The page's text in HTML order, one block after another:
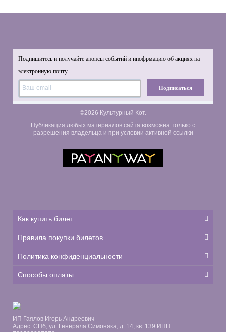
Подпишитесь и получайте анонсы событий и инофрмацию об акциях на
электронную почту
Подписаться
©2026 Культурный Кот.
Публикация любых материалов сайта возможна только с
разрешения владельца и при условии активной ссылки
Как купить билет
Правила покупки билетов
Политика конфиденциальности
Способы оплаты
ИП Гаялов Игорь Андреевич
Адрес: СПб, ул. Генерала Симоняка, д. 14, кв. 139 ИНН